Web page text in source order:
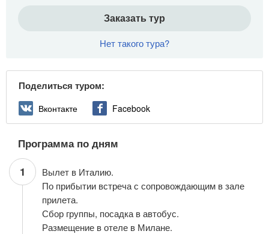
Заказать тур
Нет такого тура?
Поделиться туром:
Вконтакте Facebook
Программа по дням
1
Вылет в Италию.
По прибытии встреча с сопровождающим в зале
прилета.
Сбор группы, посадка в автобус.
Размещение в отеле в Милане.